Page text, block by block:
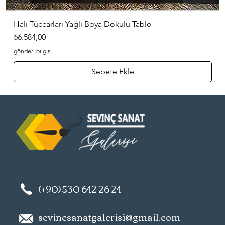
Hızlı Bakış
Halı Tüccarları Yağlı Boya Dokulu Tablo
Fiyat
₺6.584,00
gönderi bilgisi
Sepete Ekle
(+90) 530 642 26 24
sevincsanatgalerisi@gmail.com